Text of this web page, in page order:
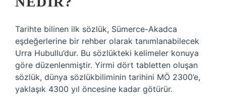
Tarihte bilinen ilk sözlük, Sümerce-Akadca
eşdeğerlerine bir rehber olarak tanımlanabilecek
Urra Hubullu’dur. Bu sözlükteki kelimeler konuya
göre düzenlenmiştir. Yirmi dört tabletten oluşan
sözlük, dünya sözlükbiliminin tarihini MÖ 2300’e,
yaklaşık 4300 yıl öncesine kadar götürür.